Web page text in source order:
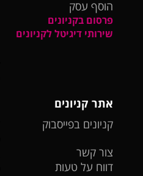
הוסף עסק
פרסום בקניונים
שירותי דיגיטל לקניונים
אתר קניונים
קניונים בפייסבוק
צור קשר
דווח על טעות